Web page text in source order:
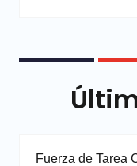
Fuerza de Tarea